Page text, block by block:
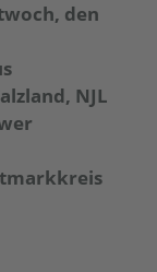
den
NJL